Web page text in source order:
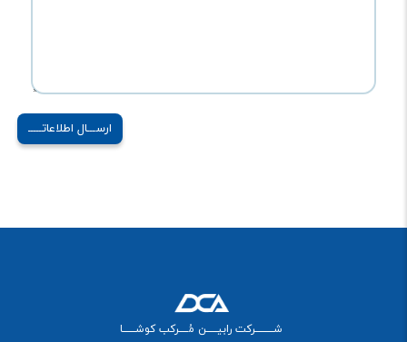
ارســـال اطلاعاتـــــ
شــــــــــرکت رابیــــــن مُـــــرکب کوشـــــــا